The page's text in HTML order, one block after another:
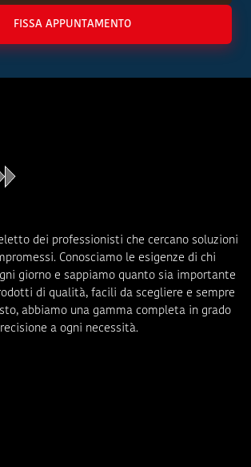
FISSA APPUNTAMENTO
dei professionisti che cercano soluzioni
Conosciamo le esigenze di chi
giorno e sappiamo quanto sia importante
di qualità, facili da scegliere e sempre
abbiamo una gamma completa in grado
a ogni necessità.